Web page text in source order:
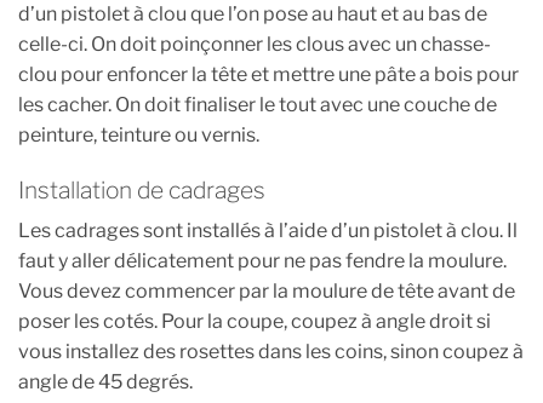
d’un pistolet à clou que l’on pose au haut et au bas de
celle-ci. On doit poinçonner les clous avec un chasse-
clou pour enfoncer la tête et mettre une pâte a bois pour
les cacher. On doit finaliser le tout avec une couche de
peinture, teinture ou vernis.
Installation de cadrages
Les cadrages sont installés à l’aide d’un pistolet à clou. Il
faut y aller délicatement pour ne pas fendre la moulure.
Vous devez commencer par la moulure de tête avant de
poser les cotés. Pour la coupe, coupez à angle droit si
vous installez des rosettes dans les coins, sinon coupez à
angle de 45 degrés.